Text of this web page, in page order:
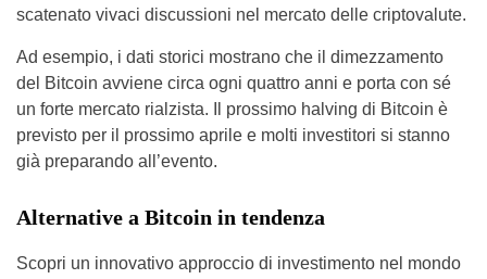
scatenato vivaci discussioni nel mercato delle criptovalute.
Ad esempio, i dati storici mostrano che il dimezzamento
del Bitcoin avviene circa ogni quattro anni e porta con sé
un forte mercato rialzista. Il prossimo halving di Bitcoin è
previsto per il prossimo aprile e molti investitori si stanno
già preparando all’evento.
Alternative a Bitcoin in tendenza
Scopri un innovativo approccio di investimento nel mondo